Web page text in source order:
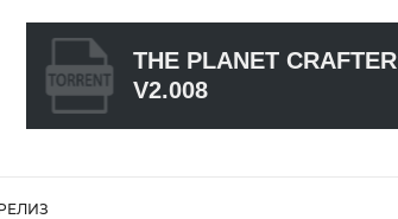
THE PLANET CRAFTER
V2.008